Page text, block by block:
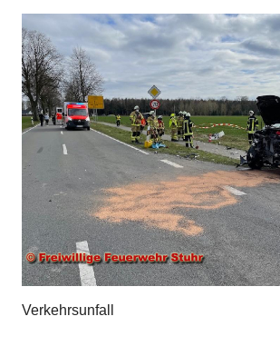
Verkehrsunfall